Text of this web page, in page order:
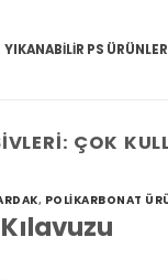
YIKANABİLİR PS ÜRÜNLER
ÇOK
, POLIKARBONAT